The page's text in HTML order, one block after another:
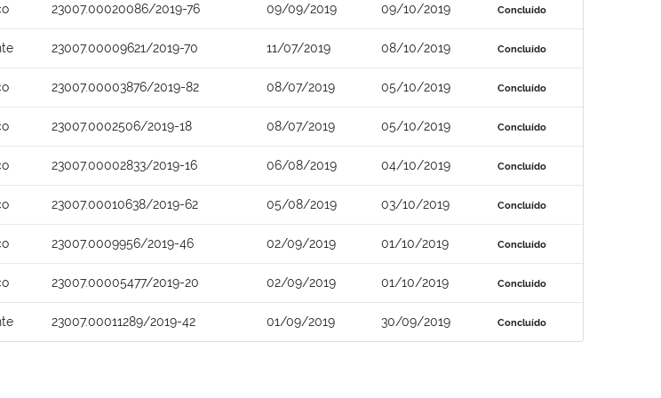
23007.00020086/2019-76 09/09/2019 09/10/2019 Concluído
23007.00009621/2019-70 11/07/2019 08/10/2019 Concluído
23007.00003876/2019-82 08/07/2019 05/10/2019 Concluído
23007.0002506/2019-18 08/07/2019 05/10/2019 Concluído
23007.00002833/2019-16 06/08/2019 04/10/2019 Concluído
23007.00010638/2019-62 05/08/2019 03/10/2019 Concluído
23007.0009956/2019-46 02/09/2019 01/10/2019 Concluído
23007.00005477/2019-20 02/09/2019 01/10/2019 Concluído
23007.00011289/2019-42 01/09/2019 30/09/2019 Concluído